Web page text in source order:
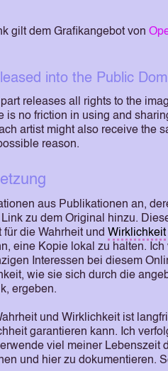
gilt dem Grafikangebot von
into the Public
releases all rights to the
is no friction in using and
artist might also receive the
reason.
aus Publikationen an,
zu dem Original hinzu.
die Wahrheit und Wirklichkeit
eine Kopie lokal zu halten.
Interessen bei diesem
wie sie sich durch die
ergeben.
und Wirklichkeit ist
garantieren kann. Ich
viel meiner Lebenszeit
und hier zu dokumentieren.